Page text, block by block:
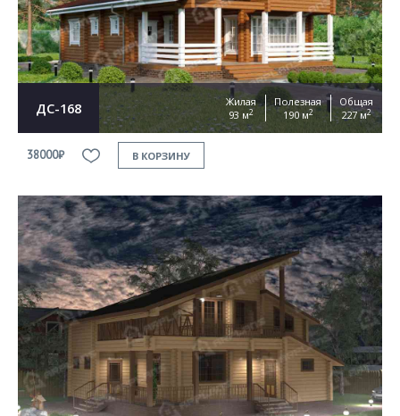
ДС-168
Жилая
93 м2
Полезная
190 м2
Общая
227 м2
38000₽ В КОРЗИНУ
Согласен на обработку персональных данных
This site is protected by reCAPTCHA and the GooglePrivacy PolicyandTerms of Service
ОТПРАВИТЬ